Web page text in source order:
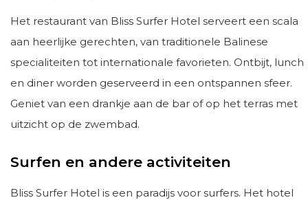
Het restaurant van Bliss Surfer Hotel serveert een scala
aan heerlijke gerechten, van traditionele Balinese
specialiteiten tot internationale favorieten. Ontbijt, lunch
en diner worden geserveerd in een ontspannen sfeer.
Geniet van een drankje aan de bar of op het terras met
uitzicht op de zwembad.
Surfen en andere activiteiten
Bliss Surfer Hotel is een paradijs voor surfers. Het hotel